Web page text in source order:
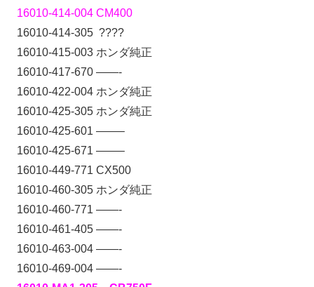
16010-414-004 CM400
16010-414-305 ????
16010-415-003 ホンダ純正
16010-417-670 ——-
16010-422-004 ホンダ純正
16010-425-305 ホンダ純正
16010-425-601 ——–
16010-425-671 ——–
16010-449-771 CX500
16010-460-305 ホンダ純正
16010-460-771 ——-
16010-461-405 ——-
16010-463-004 ——-
16010-469-004 ——-